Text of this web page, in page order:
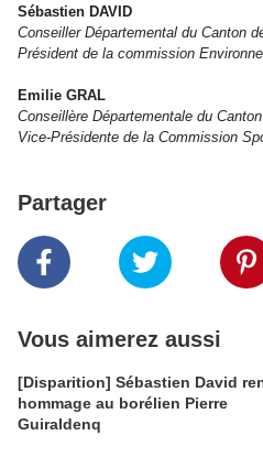
Sébastien DAVID
Conseiller Départemental du Canton
Président de la commission
Emilie GRAL
Conseillère Départementale du
Vice-Présidente de la Commission
Partager
Vous aimerez aussi
[Disparition] Sébastien David
hommage au borélien Pierre
Guiraldenq